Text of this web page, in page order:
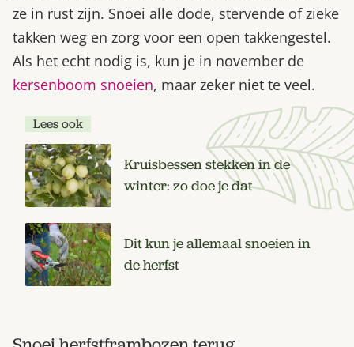
ze in rust zijn. Snoei alle dode, stervende of zieke
takken weg en zorg voor een open takkengestel.
Als het echt nodig is, kun je in november de
kersenboom snoeien, maar zeker niet te veel.
Lees ook
Kruisbessen stekken in de
winter: zo doe je dat
Dit kun je allemaal snoeien in
de herfst